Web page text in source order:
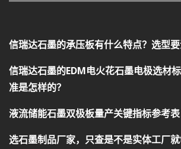
信瑞达石墨的承压板有什么特点？选型要
信瑞达石墨的EDM电火花石墨电极选材
准是怎样的？
液流储能石墨双极板量产关键指标参考表
选石墨制品厂家，只查是不是实体工厂就